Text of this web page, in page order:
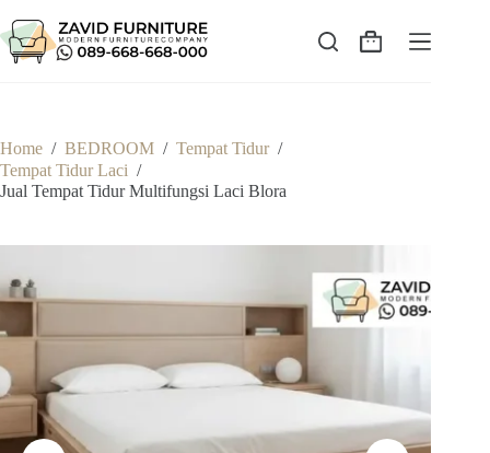
to
content
Shopping
Home / BEDROOM / Tempat Tidur /
Tempat Tidur Laci /
Jual Tempat Tidur Multifungsi Laci Blora